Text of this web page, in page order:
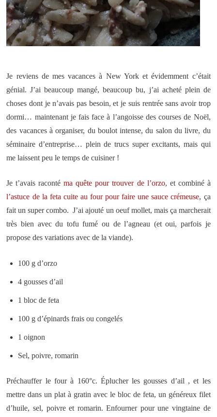
Je reviens de mes vacances à New York et évidemment c’était
génial. J’ai beaucoup mangé, beaucoup bu, j’ai acheté plein de
choses dont je n’avais pas besoin, et je suis rentrée sans avoir trop
dormi… maintenant je fais face à l’angoisse des courses de Noël,
des vacances à organiser, du boulot intense, du salon du livre, du
séminaire d’entreprise… plein de trucs super excitants, mais qui
me laissent peu le temps de cuisiner !
Je t’avais racontéma quête pour trouver de l’orzo, et combiné à
l’astuce de la feta cuite au four pour faire une sauce crémeuse, ça
fait un super combo. J’ai ajouté un oeuf mollet, mais ça marcherait
très bien avec du tofu fumé ou de l’agneau (et oui, parfois je
propose des variations avec de la viande).
100 g d’orzo
4 gousses d’ail
1 bloc de feta
100 g d’épinards frais ou congelés
1 oignon
Sel, poivre, romarin
Préchauffer le four à 160°c. Éplucher les gousses d’ail , et les
mettre dans un plat à gratin avec le bloc de feta, un généreux filet
d’huile, sel, poivre et romarin. Enfourner pour une vingtaine de